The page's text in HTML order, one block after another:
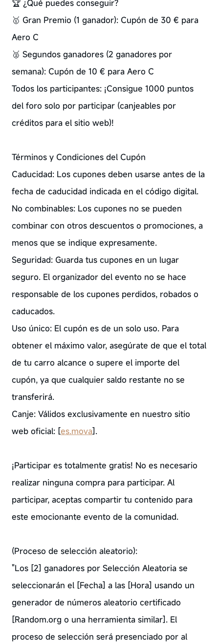
🏆 ¿Qué puedes conseguir?
🥇 Gran Premio (1 ganador): Cupón de 30 € para
Aero C
🥈 Segundos ganadores (2 ganadores por
semana): Cupón de 10 € para Aero C
Todos los participantes: ¡Consigue 1000 puntos
del foro solo por participar (canjeables por
créditos para el sitio web)!
Términos y Condiciones del Cupón
Caducidad: Los cupones deben usarse antes de la
fecha de caducidad indicada en el código digital.
No combinables: Los cupones no se pueden
combinar con otros descuentos o promociones, a
menos que se indique expresamente.
Seguridad: Guarda tus cupones en un lugar
seguro. El organizador del evento no se hace
responsable de los cupones perdidos, robados o
caducados.
Uso único: El cupón es de un solo uso. Para
obtener el máximo valor, asegúrate de que el total
de tu carro alcance o supere el importe del
cupón, ya que cualquier saldo restante no se
transferirá.
Canje: Válidos exclusivamente en nuestro sitio
web oficial: [es.mova].
¡Participar es totalmente gratis! No es necesario
realizar ninguna compra para participar. Al
participar, aceptas compartir tu contenido para
este emocionante evento de la comunidad.
(Proceso de selección aleatorio):
"Los [2] ganadores por Selección Aleatoria se
seleccionarán el [Fecha] a las [Hora] usando un
generador de números aleatorio certificado
[Random.org o una herramienta similar]. El
proceso de selección será presenciado por al